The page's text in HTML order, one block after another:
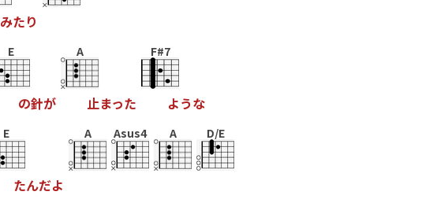
みたり
E
の針が
A
止まった
F#7
ような
E
たんだよ
A Asus4 A D/E